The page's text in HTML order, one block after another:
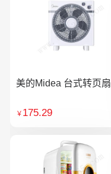
美的Midea 台式转页扇
￥ 175.29